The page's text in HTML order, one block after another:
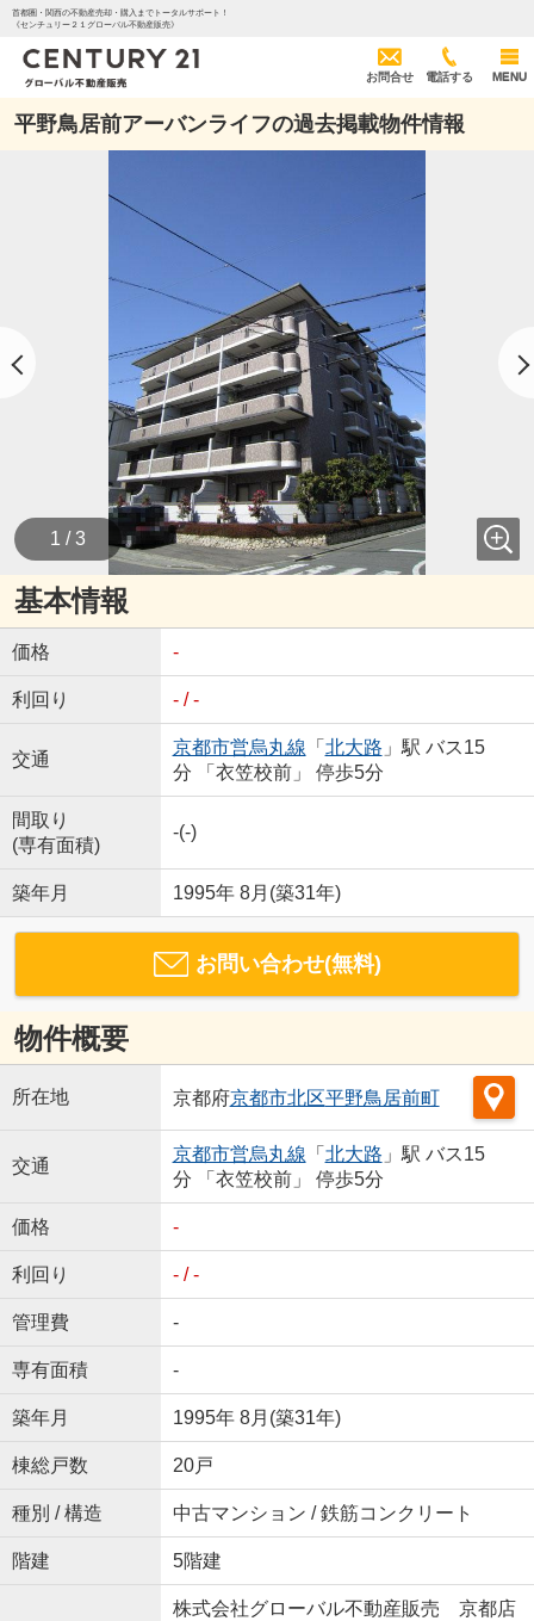
首都圏・関西の不動産売却・購入までトータルサポート！
《センチュリー２１グローバル不動産販売》
お問合せ 電話する MENU
平野鳥居前アーバンライフの過去掲載物件情報
1 / 3
基本情報
価格 -
利回り - / -
交通
京都市営烏丸線 「 北大路 」駅 バス15
分 「衣笠校前」 停歩5分
間取り
(専有面積)
-(-)
築年月 1995年 8月(築31年)
お問い合わせ(無料)
物件概要
所在地 京都府京都市北区平野鳥居前町
交通
京都市営烏丸線 「 北大路 」駅 バス15
分 「衣笠校前」 停歩5分
価格 -
利回り - / -
管理費 -
専有面積 -
築年月 1995年 8月(築31年)
棟総戸数 20戸
種別 / 構造 中古マンション / 鉄筋コンクリート
階建 5階建
株式会社グローバル不動産販売 京都店